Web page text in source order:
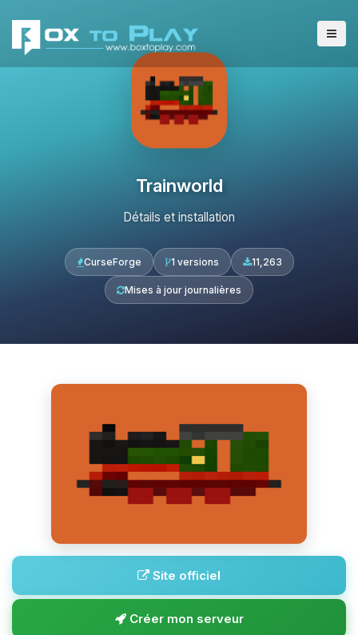
Trainworld
Détails et installation
CurseForge 1 versions 11,263
Mises à jour journalières
Site officiel
Créer mon serveur